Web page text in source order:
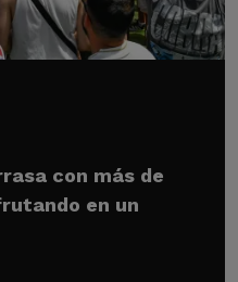
con más de
en un